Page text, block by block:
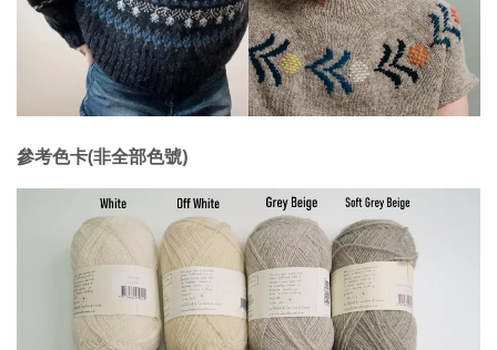
參考色卡(非全部色號)